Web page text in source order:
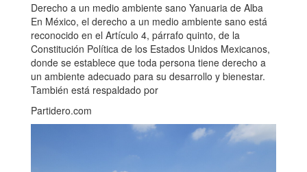
Derecho a un medio ambiente sano Yanuaria de Alba
En México, el derecho a un medio ambiente sano está
reconocido en el Artículo 4, párrafo quinto, de la
Constitución Política de los Estados Unidos Mexicanos,
donde se establece que toda persona tiene derecho a
un ambiente adecuado para su desarrollo y bienestar.
También está respaldado por
Partidero.com